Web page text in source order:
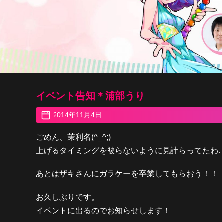
イベント告知＊浦部うり
2014年11月4日
ごめん、茉利名(^_^;)
上げるタイミングを被らないように見計らってた
あとはザキさんにガラケーを卒業してもらおう！！
お久しぶりです。
イベントに出るのでお知らせします！